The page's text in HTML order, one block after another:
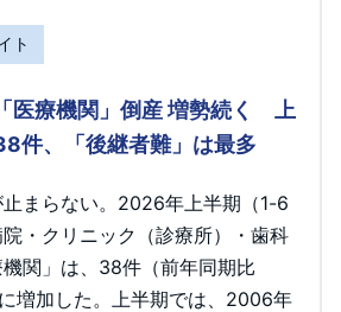
ト
医療機関」倒産 増勢続く 上
件、「後継者難」は最多
まらない。2026年上半期（1-6
・クリニック（診療所）・歯科
関」は、38件（前年同期比
増加した。上半期では、2006年